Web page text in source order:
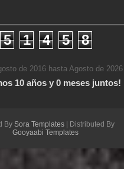
5 1 4 5 8
de 2016 hasta Agosto de 2026
10 años y 0 meses juntos!
By Sora Templates | Distributed By
Gooyaabi Templates